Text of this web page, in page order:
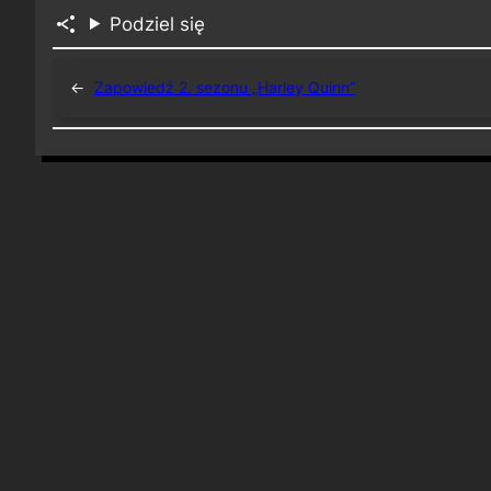
Podziel się
← Zapowiedź 2. sezonu „Harley Quinn”